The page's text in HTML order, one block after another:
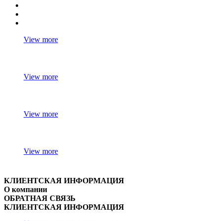
View more
View more
View more
View more
КЛИЕНТСКАЯ ИНФОРМАЦИЯ
О компании
ОБРАТНАЯ СВЯЗЬ
КЛИЕНТСКАЯ ИНФОРМАЦИЯ